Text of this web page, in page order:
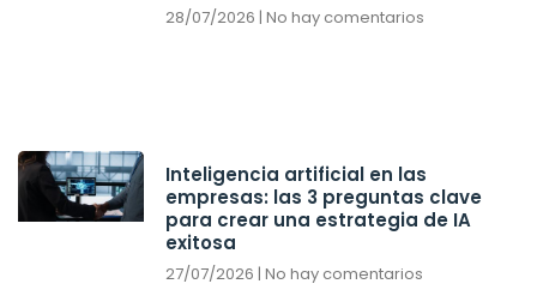
28/07/2026 No hay comentarios
Inteligencia artificial en las
empresas: las 3 preguntas clave
para crear una estrategia de IA
exitosa
27/07/2026 No hay comentarios